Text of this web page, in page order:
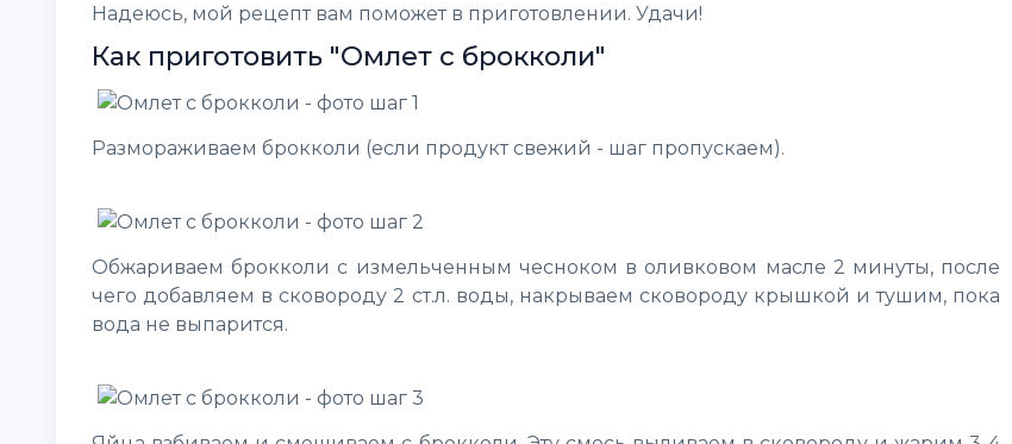
Надеюсь, мой рецепт вам поможет в приготовлении. Удачи!
Как приготовить "Омлет с брокколи"
Размораживаем брокколи (если продукт свежий - шаг пропускаем).
Обжариваем брокколи с измельченным чесноком в оливковом масле 2 минуты, после
чего добавляем в сковороду 2 ст.л. воды, накрываем сковороду крышкой и тушим, пока
вода не выпарится.